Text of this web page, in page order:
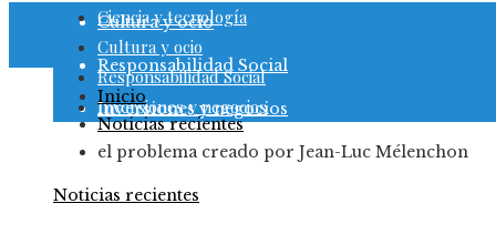
Cultura y ocio
Responsabilidad Social
Inversiones y negocios
Ciencia y tecnología
Cultura y ocio
Responsabilidad Social
Inversiones y negocios
Inicio
Noticias recientes
el problema creado por Jean-Luc Mélenchon
Noticias recientes